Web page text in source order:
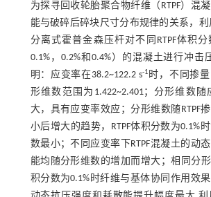
为探寻回收轮胎聚合物纤维（RTPF）混
能与破碎后碎块尺寸分布规律的关系，利
分离式霍普金森压杆对不同RTPF体积分
0.1%，0.2%和0.4%）的混凝土进行冲
明：应变率在38.2~122.2 s-1时，不同掺量
形维数范围为1.422~2.401；分形维数
大，具有应变率效应；分形维数随RTPF
小后增大的趋势，RTPF体积分数为0.1%
数最小；不同应变率下RTPF混凝土的动
能均随分形维数的增加而增大；相同分形
积分数为0.1%时纤维与基体协同作用效